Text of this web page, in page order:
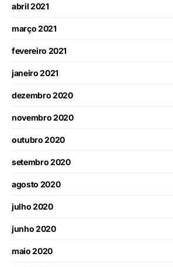
abril 2021
março 2021
fevereiro 2021
janeiro 2021
dezembro 2020
novembro 2020
outubro 2020
setembro 2020
agosto 2020
julho 2020
junho 2020
maio 2020